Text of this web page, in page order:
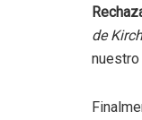
de
nuestro